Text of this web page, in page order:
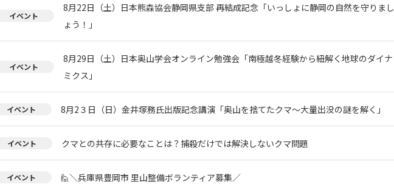
イベント
8月22日（土）日本熊森協会静岡県支部 再結成記念「いっしょに静岡の自然を守りまし
ょう！」
イベント
8月29日（土）日本奥山学会オンライン勉強会「南極越冬経験から紐解く地球のダイナ
ミクス」
イベント 8月2３日（日）金井塚務氏出版記念講演「奥山を捨てたクマ～大量出没の謎を解く」
イベント クマとの共存に必要なことは？捕殺だけでは解決しないクマ問題
イベント 🙋＼兵庫県豊岡市 里山整備ボランティア募集／